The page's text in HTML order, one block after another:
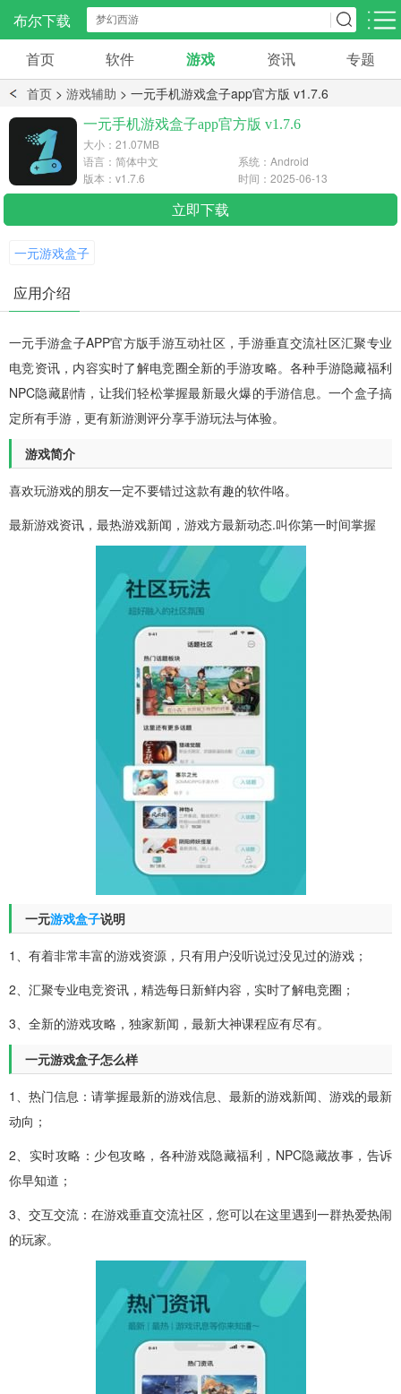
布尔下载
安卓应用 手机资讯
297款应用
影音播放
1665款应用
543款应用
系统工具
538款应用
效率办公
学习教育
首页 软件 游戏 资讯 专题
首页 > 游戏辅助 > 一元手机游戏盒子app官方版 v1.7.6
一元手机游戏盒子app官方版 v1.7.6
大小：21.07MB
语言：简体中文
系统：Android
版本：v1.7.6
时间：2025-06-13
立即下载
一元游戏盒子
应用介绍
一元手游盒子APP官方版手游互动社区，手游垂直交流社区汇聚专业
电竞资讯，内容实时了解电竞圈全新的手游攻略。各种手游隐藏福利
NPC隐藏剧情，让我们轻松掌握最新最火爆的手游信息。一个盒子搞
定所有手游，更有新游测评分享手游玩法与体验。
游戏简介
喜欢玩游戏的朋友一定不要错过这款有趣的软件咯。
最新游戏资讯，最热游戏新闻，游戏方最新动态.叫你第一时间掌握
一元游戏盒子说明
1、有着非常丰富的游戏资源，只有用户没听说过没见过的游戏；
2、汇聚专业电竞资讯，精选每日新鲜内容，实时了解电竞圈；
3、全新的游戏攻略，独家新闻，最新大神课程应有尽有。
一元游戏盒子怎么样
1、热门信息：请掌握最新的游戏信息、最新的游戏新闻、游戏的最新
动向；
2、实时攻略：少包攻略，各种游戏隐藏福利，NPC隐藏故事，告诉
你早知道；
3、交互交流：在游戏垂直交流社区，您可以在这里遇到一群热爱热闹
的玩家。